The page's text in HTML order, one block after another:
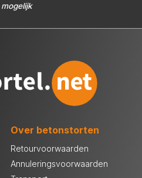
Over betonstorten
Retourvoorwaarden
Annuleringsvoorwaarden